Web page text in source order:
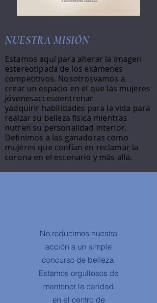
NUESTRA MISIÓN
Estamos aquí para alterar la imagen
estereotipada de los exámenes
competitivos. Nosotrosvamos a
crear un espacio en el que las mujeres
jóvenesaccesoentrenar
yadquirir habilidades para la vida para
realzar su belleza física mientras
nutren su personalidad interior.
Definimos a las ganadoras como
mujeres que confían en reclamar la
corona en el escenario y más allá.
No reducimos nuestra
acción a un simple
concurso de belleza.
Estamos orgullosos de
mantener la caridad
en el centro de